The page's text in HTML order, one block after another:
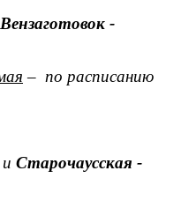
-
– по расписанию
и Старочаусская -